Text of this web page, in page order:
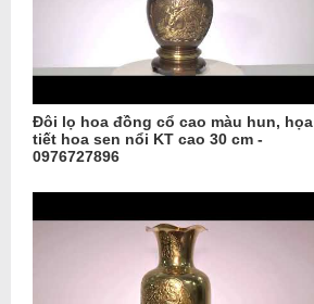
Đôi lọ hoa đồng cổ cao màu hun, họa
tiết hoa sen nổi KT cao 30 cm -
0976727896